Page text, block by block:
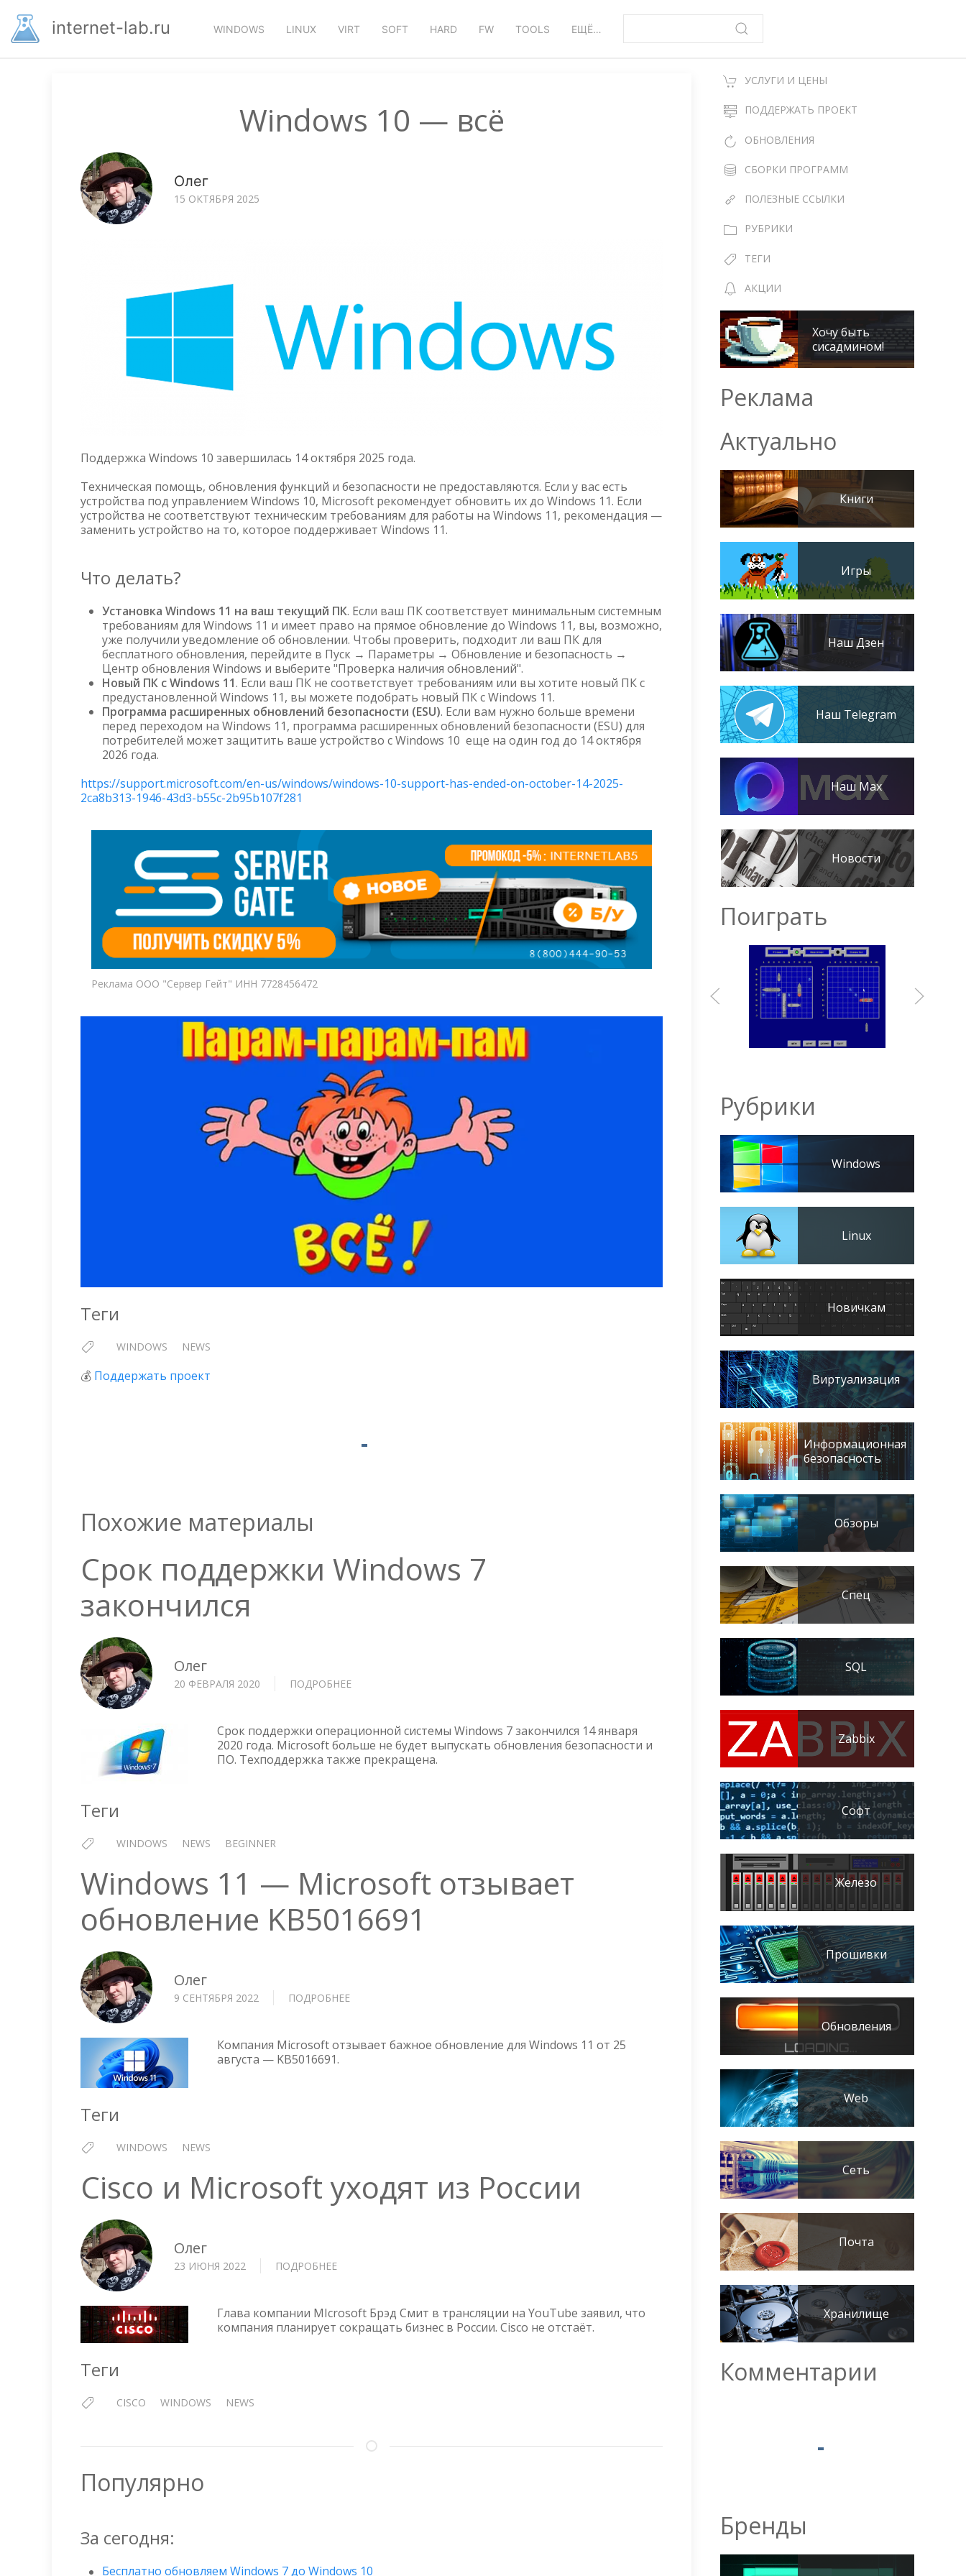
основномуinternet-lab.ru WINDOWS LINUX VIRT SOFT HARD FW TOOLS ЕЩЁ…
Windows 10 — всё
Олег
15 ОКТЯБРЯ 2025
Поддержка Windows 10 завершилась 14 октября 2025 года.
Техническая помощь, обновления функций и безопасности не предоставляются. Если у вас есть
устройства под управлением Windows 10, Microsoft рекомендует обновить их до Windows 11. Если
устройства не соответствуют техническим требованиям для работы на Windows 11, рекомендация —
заменить устройство на то, которое поддерживает Windows 11.
Что делать?
Установка Windows 11 на ваш текущий ПК. Если ваш ПК соответствует минимальным системным
требованиям для Windows 11 и имеет право на прямое обновление до Windows 11, вы, возможно,
уже получили уведомление об обновлении. Чтобы проверить, подходит ли ваш ПК для
бесплатного обновления, перейдите в Пуск → Параметры → Обновление и безопасность →
Центр обновления Windows и выберите "Проверка наличия обновлений".
Новый ПК с Windows 11. Если ваш ПК не соответствует требованиям или вы хотите новый ПК с
предустановленной Windows 11, вы можете подобрать новый ПК с Windows 11.
Программа расширенных обновлений безопасности (ESU). Если вам нужно больше времени
перед переходом на Windows 11, программа расширенных обновлений безопасности (ESU) для
потребителей может защитить ваше устройство с Windows 10 еще на один год до 14 октября
2026 года.
https://support.microsoft.com/en-us/windows/windows-10-support-has-ended-on-october-14-2025-
2ca8b313-1946-43d3-b55c-2b95b107f281
Реклама ООО "Сервер Гейт" ИНН 7728456472
Теги
WINDOWS NEWS
💰 Поддержать проект
Похожие материалы
Срок поддержки Windows 7
закончился
Олег
20 ФЕВРАЛЯ 2020 ПОДРОБНЕЕ
WINDOWS
7
ЗАКОНЧИЛСЯ
Срок поддержки операционной системы Windows 7 закончился 14 января
2020 года. Microsoft больше не будет выпускать обновления безопасности и
ПО. Техподдержка также прекращена.
Теги
WINDOWS NEWS BEGINNER
Windows 11 — Microsoft отзывает
обновление KB5016691
Олег
9 СЕНТЯБРЯ 2022 ПОДРОБНЕЕ
—
Компания Microsoft отзывает бажное обновление для Windows 11 от 25
августа — KB5016691.
Теги
WINDOWS NEWS
Cisco и Microsoft уходят из России
Олег
23 ИЮНЯ 2022 ПОДРОБНЕЕ
MICROSOFT
УХОДЯТ
Глава компании MIcrosoft Брэд Смит в трансляции на YouTube заявил, что
компания планирует сокращать бизнес в России. Cisco не отстаёт.
Теги
CISCO WINDOWS NEWS
Популярно
За сегодня:
Бесплатно обновляем Windows 7 до Windows 10
УСЛУГИ И ЦЕНЫ
ПОДДЕРЖАТЬ ПРОЕКТ
ОБНОВЛЕНИЯ
СБОРКИ ПРОГРАММ
ПОЛЕЗНЫЕ ССЫЛКИ
РУБРИКИ
ТЕГИ
АКЦИИ
Хочу быть
сисадмином!
Реклама
Актуально
Книги
Игры
Наш Дзен
Наш Telegram
Наш Max
Новости
Поиграть
Рубрики
Windows
Linux
Новичкам
Виртуализация
Информационная
безопасность
Обзоры
Спец
SQL
Zabbix
Софт
Железо
Прошивки
Обновления
Web
Сеть
Почта
Хранилище
Комментарии
Бренды